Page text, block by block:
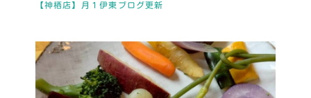
【神栖店】月１伊東ブログ更新